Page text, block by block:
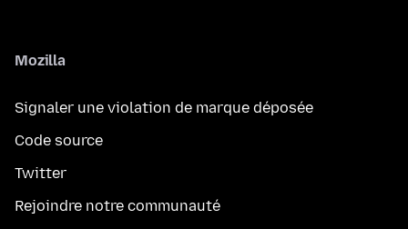
Mozilla
Signaler une violation de marque déposée
Code source
Twitter
Rejoindre notre communauté